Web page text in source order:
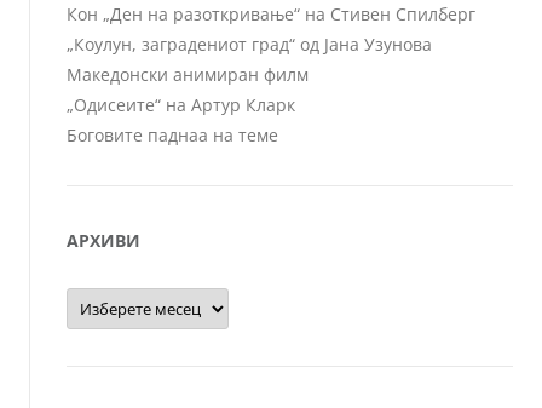
Кон „Ден на разоткривање“ на Стивен Спилберг
„Коулун, заградениот град“ од Јана Узунова
Македонски анимиран филм
„Одисеите“ на Артур Кларк
Боговите паднаа на теме
АРХИВИ
Архиви